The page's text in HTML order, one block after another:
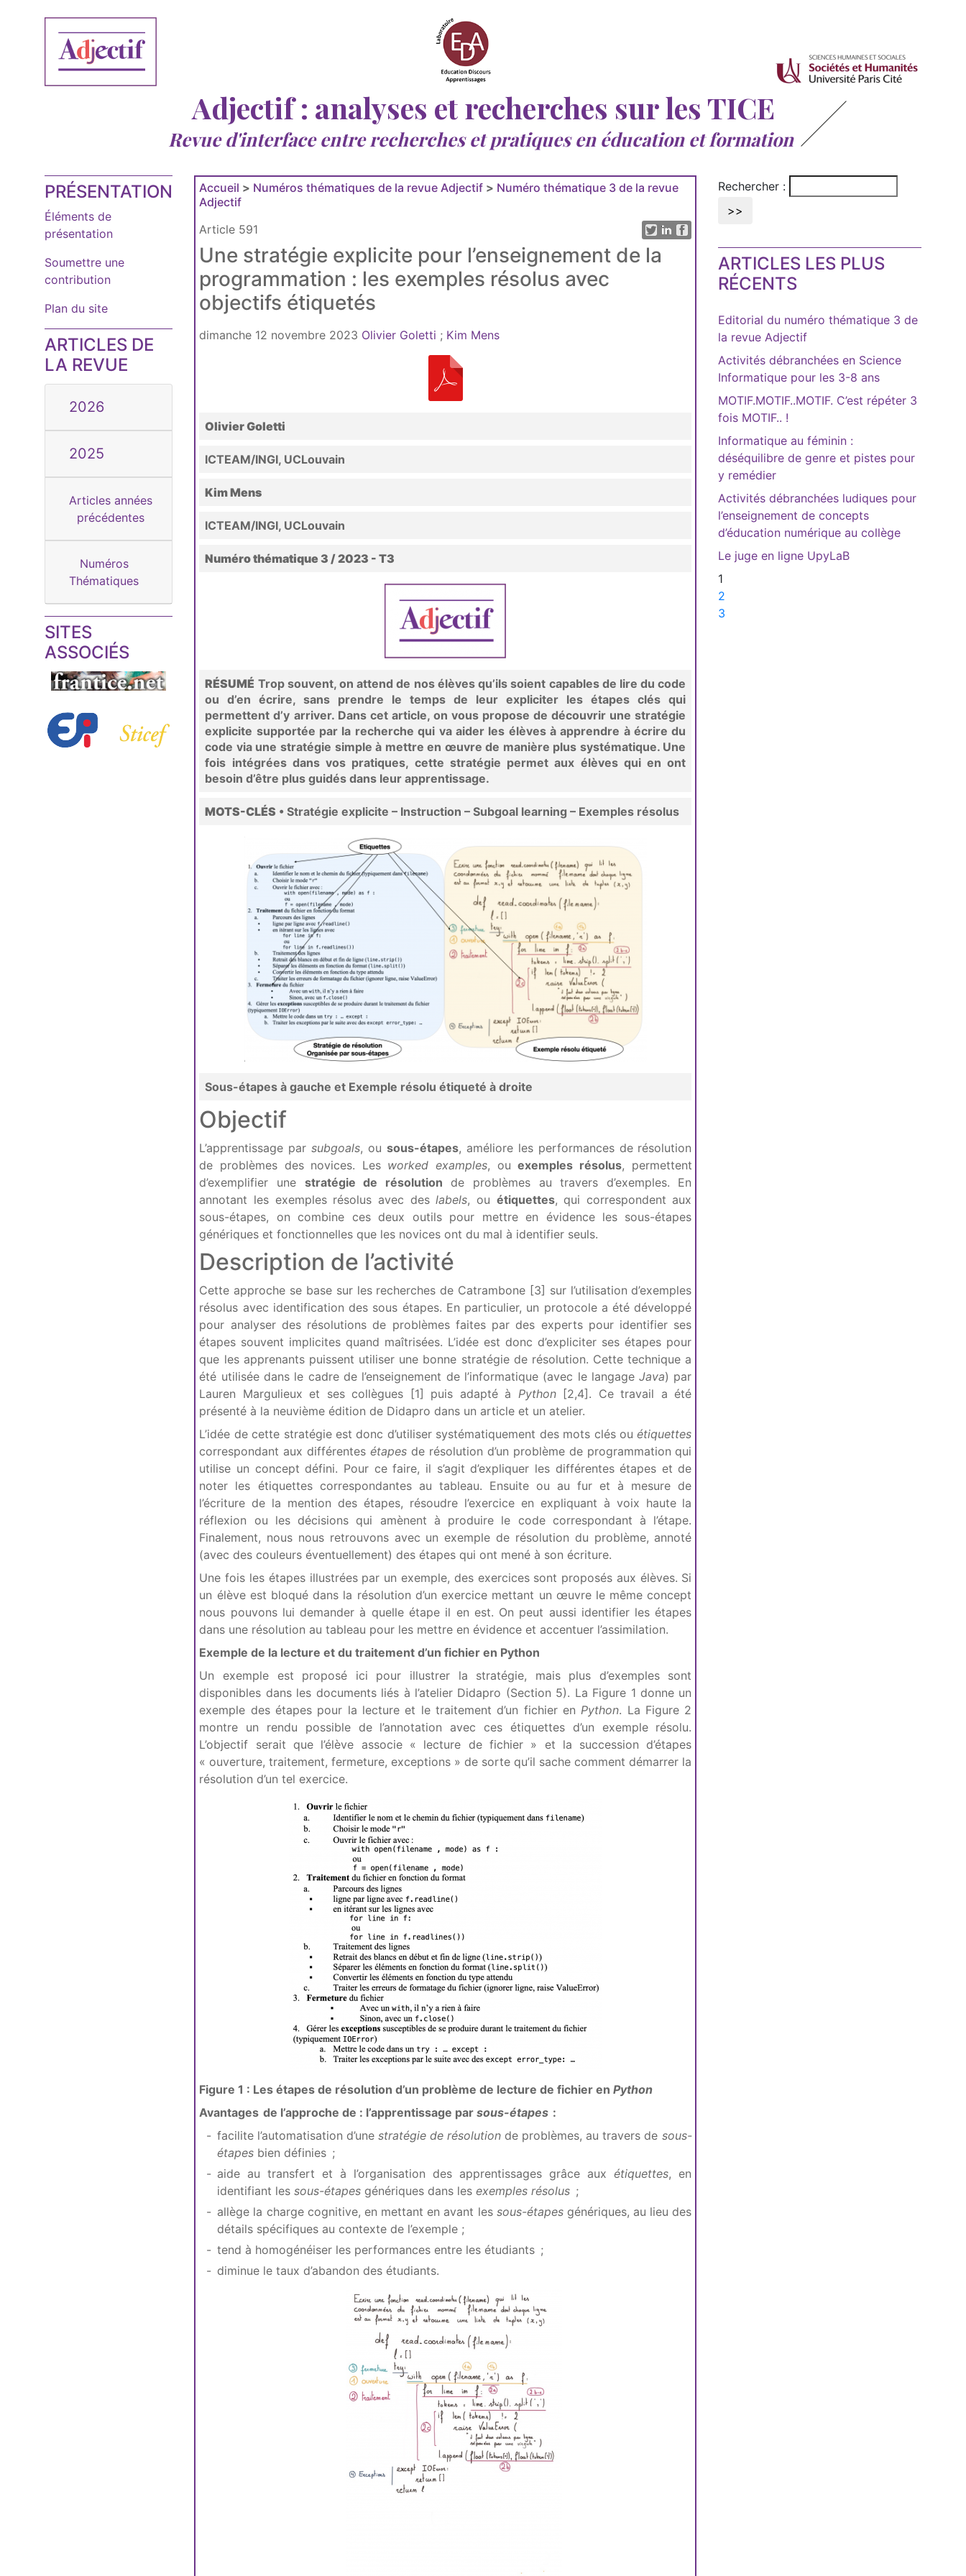
Adjectif : analyses et recherches sur les TICE
Revue d'interface entre recherches et pratiques en éducation et formation
PRÉSENTATION
Éléments de
présentation
Soumettre une
contribution
Plan du site
ARTICLES DE
LA REVUE
2026
2025
Articles années
précédentes
Numéros
Thématiques
SITES
ASSOCIÉS
Accueil > Numéros thématiques de la revue Adjectif > Numéro thématique 3 de la revue
Adjectif
Article 591
Une stratégie explicite pour l’enseignement de la
programmation : les exemples résolus avec
objectifs étiquetés
dimanche 12 novembre 2023 Olivier Goletti ; Kim Mens
Olivier Goletti
ICTEAM/INGI, UCLouvain
Kim Mens
ICTEAM/INGI, UCLouvain
Numéro thématique 3 / 2023 - T3
RÉSUMÉ Trop souvent, on attend de nos élèves qu’ils soient capables de lire du code
ou d’en écrire, sans prendre le temps de leur expliciter les étapes clés qui
permettent d’y arriver. Dans cet article, on vous propose de découvrir une stratégie
explicite supportée par la recherche qui va aider les élèves à apprendre à écrire du
code via une stratégie simple à mettre en œuvre de manière plus systématique. Une
fois intégrées dans vos pratiques, cette stratégie permet aux élèves qui en ont
besoin d’être plus guidés dans leur apprentissage.
MOTS-CLÉS • Stratégie explicite – Instruction – Subgoal learning – Exemples résolus
Sous-étapes à gauche et Exemple résolu étiqueté à droite
Objectif
L’apprentissage parsubgoals, ou sous-étapes, améliore les performances de résolution
de problèmes des novices. Les worked examples, ouexemples résolus, permettent
d’exemplifier une stratégie de résolution de problèmes au travers d’exemples. En
annotant les exemples résolus avec deslabels, ou étiquettes, qui correspondent aux
sous-étapes, on combine ces deux outils pour mettre en évidence les sous-étapes
génériques et fonctionnelles que les novices ont du mal à identifier seuls.
Description de l’activité
Cette approche se base sur les recherches de Catrambone [3] sur l’utilisation d’exemples
résolus avec identification des sous étapes. En particulier, un protocole a été développé
pour analyser des résolutions de problèmes faites par des experts pour identifier ses
étapes souvent implicites quand maîtrisées. L’idée est donc d’expliciter ses étapes pour
que les apprenants puissent utiliser une bonne stratégie de résolution. Cette technique a
été utilisée dans le cadre de l’enseignement de l’informatique (avec le langageJava) par
Lauren Margulieux et ses collègues [1] puis adapté à Python[2,4]. Ce travail a été
présenté à la neuvième édition de Didapro dans un article et un atelier.
L’idée de cette stratégie est donc d’utiliser systématiquement des mots clés ouétiquettes
correspondant aux différentesétapes de résolution d’un problème de programmation qui
utilise un concept défini. Pour ce faire, il s’agit d’expliquer les différentes étapes et de
noter les étiquettes correspondantes au tableau. Ensuite ou au fur et à mesure de
l’écriture de la mention des étapes, résoudre l’exercice en expliquant à voix haute la
réflexion ou les décisions qui amènent à produire le code correspondant à l’étape.
Finalement, nous nous retrouvons avec un exemple de résolution du problème, annoté
(avec des couleurs éventuellement) des étapes qui ont mené à son écriture.
Une fois les étapes illustrées par un exemple, des exercices sont proposés aux élèves. Si
un élève est bloqué dans la résolution d’un exercice mettant un œuvre le même concept
nous pouvons lui demander à quelle étape il en est. On peut aussi identifier les étapes
dans une résolution au tableau pour les mettre en évidence et accentuer l’assimilation.
Exemple de la lecture et du traitement d’un fichier en Python
Un exemple est proposé ici pour illustrer la stratégie, mais plus d’exemples sont
disponibles dans les documents liés à l’atelier Didapro (Section 5). La Figure 1 donne un
exemple des étapes pour la lecture et le traitement d’un fichier enPython. La Figure 2
montre un rendu possible de l’annotation avec ces étiquettes d’un exemple résolu.
L’objectif serait que l’élève associe « lecture de fichier » et la succession d’étapes
« ouverture, traitement, fermeture, exceptions » de sorte qu’il sache comment démarrer la
résolution d’un tel exercice.
Figure 1 : Les étapes de résolution d’un problème de lecture de fichier enPython
Avantages de l’approche de : l’apprentissage parsous-étapes :
facilite l’automatisation d’unestratégie de résolution de problèmes, au travers de sous-
étapes bien définies ;
aide au transfert et à l’organisation des apprentissages grâce auxétiquettes, en
identifiant lessous-étapes génériques dans lesexemples résolus ;
allège la charge cognitive, en mettant en avant les sous-étapesgénériques, au lieu des
détails spécifiques au contexte de l’exemple ;
tend à homogénéiser les performances entre les étudiants ;
diminue le taux d’abandon des étudiants.
Rechercher :
ARTICLES LES PLUS
RÉCENTS
Editorial du numéro thématique 3 de
la revue Adjectif
Activités débranchées en Science
Informatique pour les 3-8 ans
MOTIF.MOTIF..MOTIF. C’est répéter 3
fois MOTIF.. !
Informatique au féminin :
déséquilibre de genre et pistes pour
y remédier
Activités débranchées ludiques pour
l’enseignement de concepts
d’éducation numérique au collège
Le juge en ligne UpyLaB
1
2
3